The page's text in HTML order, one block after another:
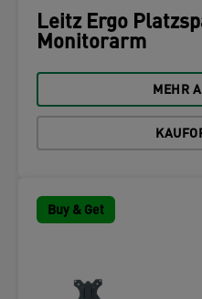
Leitz Ergo
Monitorarm
MEHR
Buy & Get